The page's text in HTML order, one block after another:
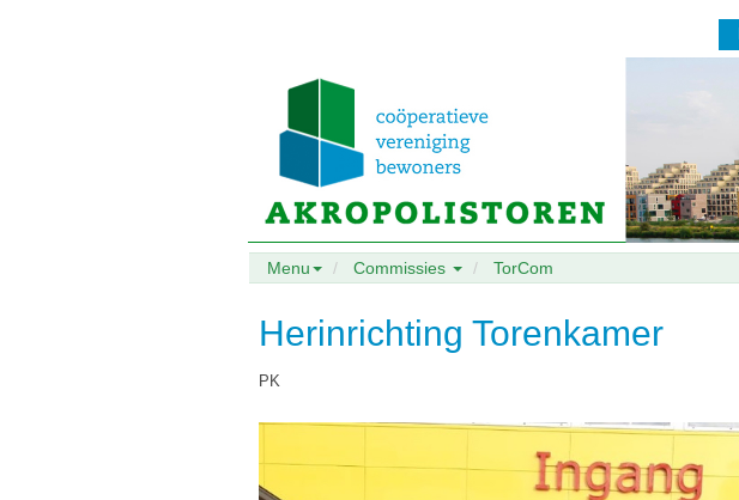
Menu Commissies TorCom
Herinrichting Torenkamer
PK